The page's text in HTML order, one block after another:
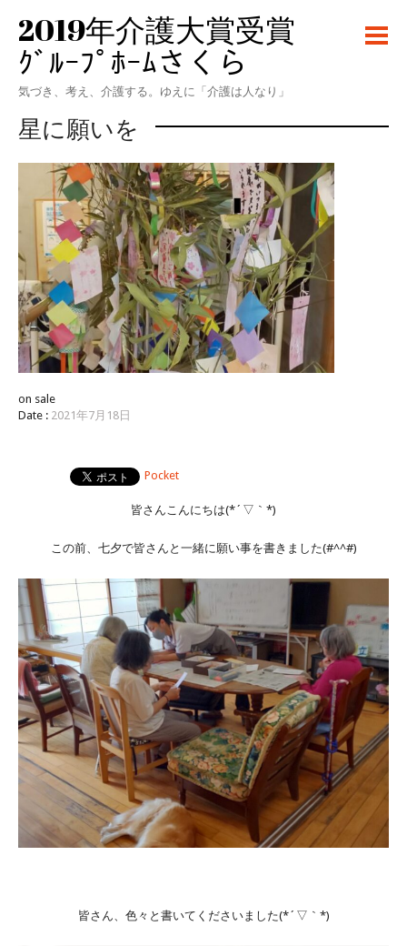
2019年介護大賞受賞
ｸﾞﾙｰﾌﾟﾎｰﾑさくら
気づき、考え、介護する。ゆえに「介護は人なり」
星に願いを
on sale
Date : 2021年7月18日
Pocket
皆さんこんにちは(*´▽｀*)
この前、七夕で皆さんと一緒に願い事を書きました(#^^#)
皆さん、色々と書いてくださいました(*´▽｀*)